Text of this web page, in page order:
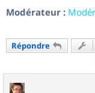
Modérateur :
Répondre